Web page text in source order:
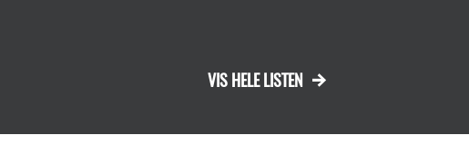
VIS HELE LISTEN